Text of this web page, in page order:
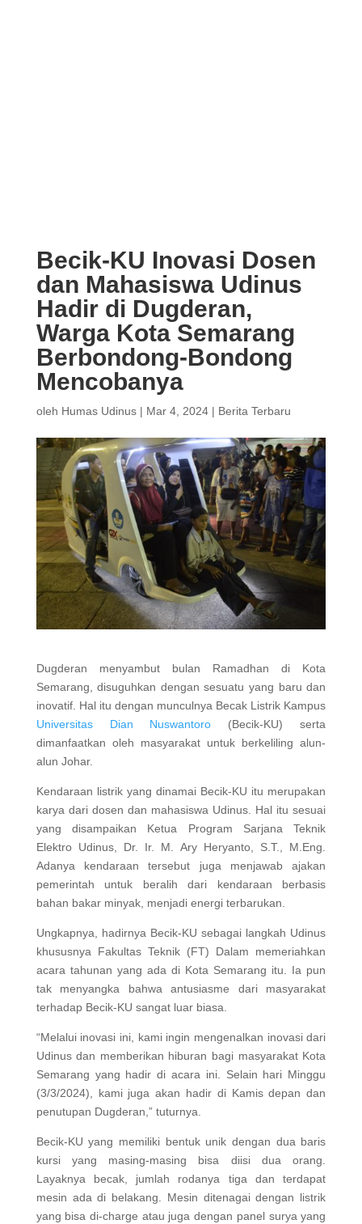
Becik-KU Inovasi Dosen
dan Mahasiswa Udinus
Hadir di Dugderan,
Warga Kota Semarang
Berbondong-Bondong
Mencobanya
oleh Humas Udinus| Mar 4, 2024| Berita Terbaru
Dugderan menyambut bulan Ramadhan di Kota
Semarang, disuguhkan dengan sesuatu yang baru dan
inovatif. Hal itu dengan munculnya Becak Listrik Kampus
Universitas Dian Nuswantoro (Becik-KU) serta
dimanfaatkan oleh masyarakat untuk berkeliling alun-
alun Johar.
Kendaraan listrik yang dinamai Becik-KU itu merupakan
karya dari dosen dan mahasiswa Udinus. Hal itu sesuai
yang disampaikan Ketua Program Sarjana Teknik
Elektro Udinus, Dr. Ir. M. Ary Heryanto, S.T., M.Eng.
Adanya kendaraan tersebut juga menjawab ajakan
pemerintah untuk beralih dari kendaraan berbasis
bahan bakar minyak, menjadi energi terbarukan.
Ungkapnya, hadirnya Becik-KU sebagai langkah Udinus
khususnya Fakultas Teknik (FT) Dalam memeriahkan
acara tahunan yang ada di Kota Semarang itu. Ia pun
tak menyangka bahwa antusiasme dari masyarakat
terhadap Becik-KU sangat luar biasa.
“Melalui inovasi ini, kami ingin mengenalkan inovasi dari
Udinus dan memberikan hiburan bagi masyarakat Kota
Semarang yang hadir di acara ini. Selain hari Minggu
(3/3/2024), kami juga akan hadir di Kamis depan dan
penutupan Dugderan,” tuturnya.
Becik-KU yang memiliki bentuk unik dengan dua baris
kursi yang masing-masing bisa diisi dua orang.
Layaknya becak, jumlah rodanya tiga dan terdapat
mesin ada di belakang. Mesin ditenagai dengan listrik
yang bisa di-charge atau juga dengan panel surya yang